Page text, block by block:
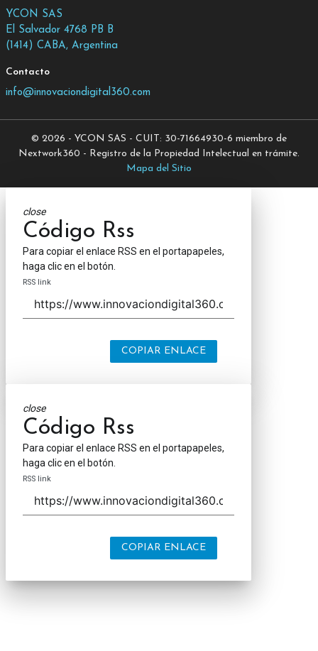
YCON SAS
El Salvador 4768 PB B
(1414) CABA, Argentina
Contacto
info@innovaciondigital360.com
© 2026 - YCON SAS - CUIT: 30-71664930-6 miembro de
Nextwork360 - Registro de la Propiedad Intelectual en trámite.
Mapa del Sitio
close
Código Rss
Para copiar el enlace RSS en el portapapeles,
haga clic en el botón.
RSS link
COPIAR ENLACE
close
Código Rss
Para copiar el enlace RSS en el portapapeles,
haga clic en el botón.
RSS link
COPIAR ENLACE